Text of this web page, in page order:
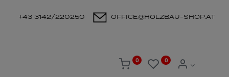
+43 3142/220250 OFFICE@HOLZBAU-SHOP.AT
0 0